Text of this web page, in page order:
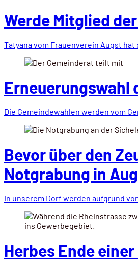
Werde Mitglied
Tatyana vom Frauenverein Augst
Erneuerungswahl
Die Gemeindewahlen werden vom
Bevor über den
Notgrabung in
In unserem Dorf werden aufgrund
Herbes Ende